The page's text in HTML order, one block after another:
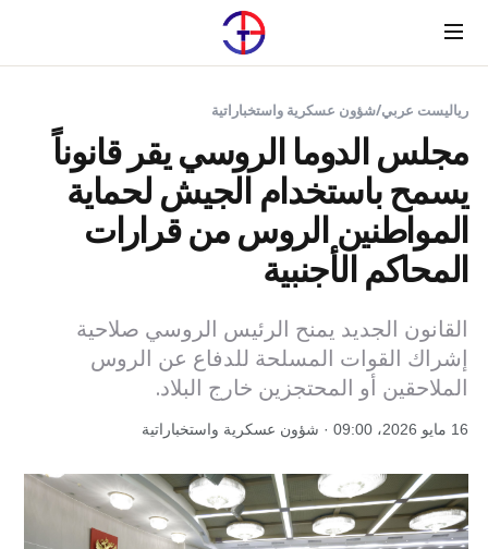
Menu
رياليست عربي/شؤون عسكرية واستخباراتية
مجلس الدوما الروسي يقر قانوناً
يسمح باستخدام الجيش لحماية
المواطنين الروس من قرارات
المحاكم الأجنبية
القانون الجديد يمنح الرئيس الروسي صلاحية
إشراك القوات المسلحة للدفاع عن الروس
الملاحقين أو المحتجزين خارج البلاد.
16 مايو 2026، 09:00 · شؤون عسكرية واستخباراتية